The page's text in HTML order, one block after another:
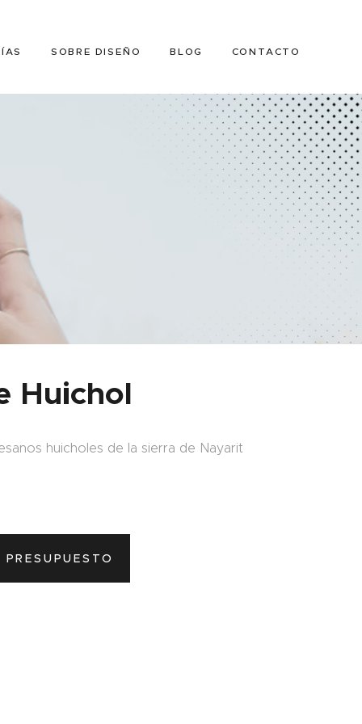
SOBRE DISEÑO BLOG CONTACTO
Huichol
huicholes de la sierra de Nayarit